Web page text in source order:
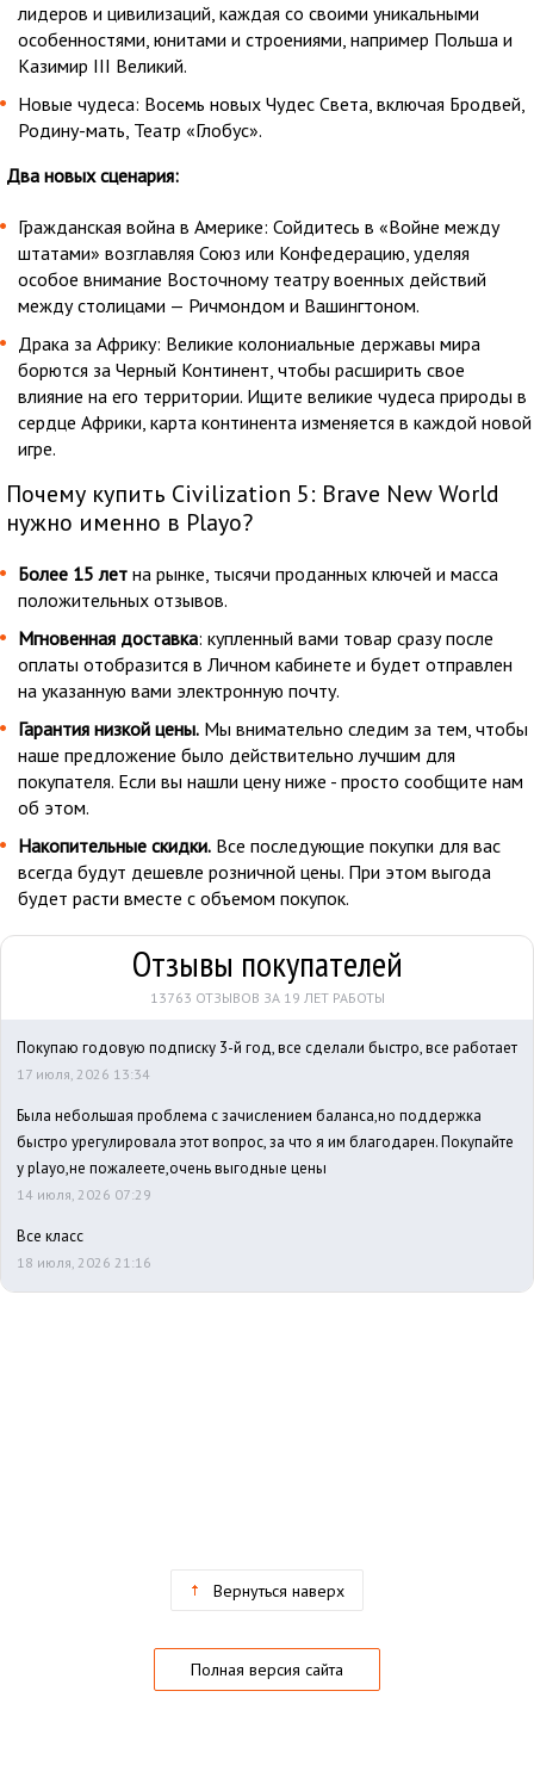
лидеров и цивилизаций, каждая со своими уникальными
особенностями, юнитами и строениями, например Польша и
Казимир III Великий.
Новые чудеса: Восемь новых Чудес Света, включая Бродвей,
Родину-мать, Театр «Глобус».
Два новых сценария:
Гражданская война в Америке: Сойдитесь в «Войне между
штатами» возглавляя Союз или Конфедерацию, уделяя
особое внимание Восточному театру военных действий
между столицами — Ричмондом и Вашингтоном.
Драка за Африку: Великие колониальные державы мира
борются за Черный Континент, чтобы расширить свое
влияние на его территории. Ищите великие чудеса природы в
сердце Африки, карта континента изменяется в каждой новой
игре.
Почему купить Civilization 5: Brave New World
нужно именно в Playo?
Более 15 лет на рынке, тысячи проданных ключей и масса
положительных отзывов.
Мгновенная доставка: купленный вами товар сразу после
оплаты отобразится в Личном кабинете и будет отправлен
на указанную вами электронную почту.
Гарантия низкой цены. Мы внимательно следим за тем, чтобы
наше предложение было действительно лучшим для
покупателя. Если вы нашли цену ниже - просто сообщите нам
об этом.
Накопительные скидки. Все последующие покупки для вас
всегда будут дешевле розничной цены. При этом выгода
будет расти вместе с объемом покупок.
Отзывы покупателей
13763 ОТЗЫВОВ ЗА 19 ЛЕТ РАБОТЫ
Покупаю годовую подписку 3-й год, все сделали быстро, все работает
17 июля, 2026 13:34
Была небольшая проблема с зачислением баланса,но поддержка
быстро урегулировала этот вопрос, за что я им благодарен. Покупайте
у playo,не пожалеете,очень выгодные цены
14 июля, 2026 07:29
Все класс
18 июля, 2026 21:16
Вернуться наверх
Полная версия сайта